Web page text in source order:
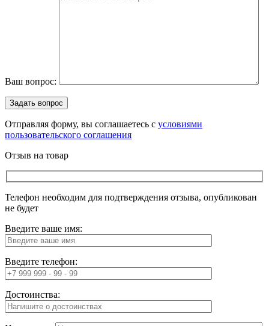
Ваш вопрос:
Отправляя форму, вы соглашаетесь с условиями
пользовательского соглашения
Отзыв на товар
Телефон необходим для подтверждения отзыва, опубликован
не будет
Введите ваше имя:
Введите телефон:
Достоинства: